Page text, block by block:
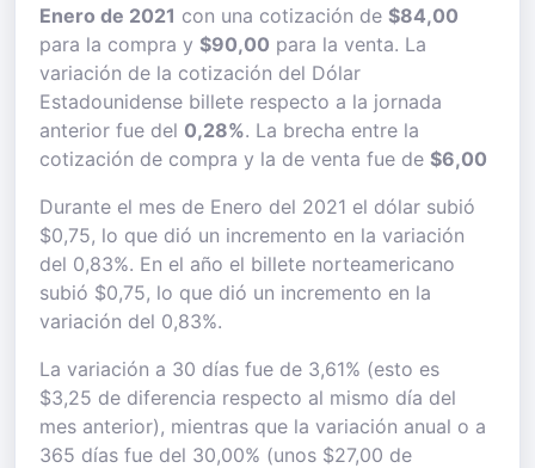
Enero de 2021 con una cotización de $84,00
para la compra y $90,00 para la venta. La
variación de la cotización del Dólar
Estadounidense billete respecto a la jornada
anterior fue del 0,28%. La brecha entre la
cotización de compra y la de venta fue de $6,00
Durante el mes de Enero del 2021 el dólar subió
$0,75, lo que dió un incremento en la variación
del 0,83%. En el año el billete norteamericano
subió $0,75, lo que dió un incremento en la
variación del 0,83%.
La variación a 30 días fue de 3,61% (esto es
$3,25 de diferencia respecto al mismo día del
mes anterior), mientras que la variación anual o a
365 días fue del 30,00% (unos $27,00 de